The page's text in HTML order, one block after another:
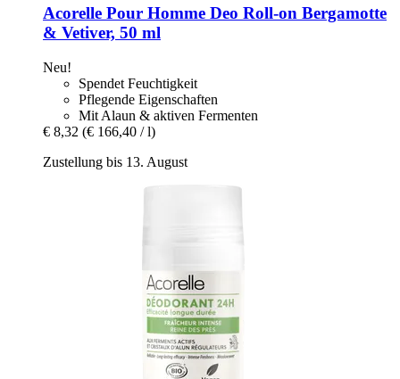
Acorelle Pour Homme Deo Roll-​on Bergamotte
& Vetiver, 50 ml
Neu!
Spendet Feuchtigkeit
Pflegende Eigenschaften
Mit Alaun & aktiven Fermenten
€ 8,32 (€ 166,40 / l)
Zustellung bis 13. August